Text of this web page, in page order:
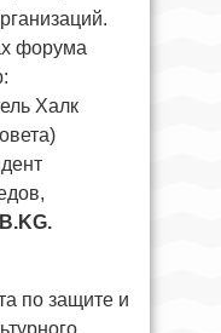
форума
Халк
по защите и